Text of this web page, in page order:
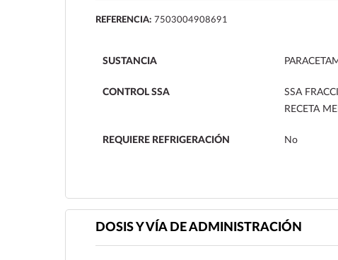
REFERENCIA: 7503004908691
SUSTANCIA
CONTROL SSA
SSA
RECETA
REQUIERE REFRIGERACIÓN No
DOSIS Y VÍA DE ADMINISTRACIÓN